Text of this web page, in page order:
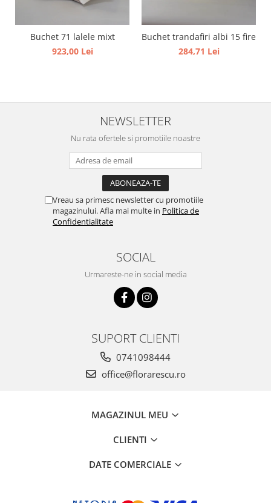
Buchet 71 lalele mixt
923,00 Lei
Buchet trandafiri albi 15 fire
284,71 Lei
NEWSLETTER
Nu rata ofertele si promotiile noastre
Vreau sa primesc newsletter cu promotiile
magazinului. Afla mai multe in Politica de
Confidentialitate
SOCIAL
Urmareste-ne in social media
SUPORT CLIENTI
0741098444
office@florarescu.ro
MAGAZINUL MEU
CLIENTI
DATE COMERCIALE